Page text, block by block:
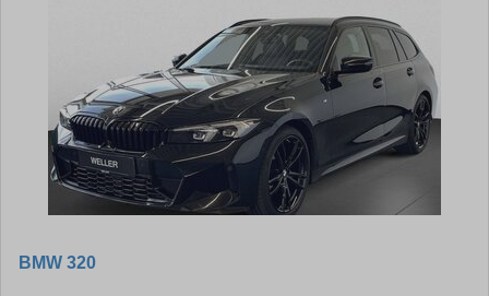
BMW 320